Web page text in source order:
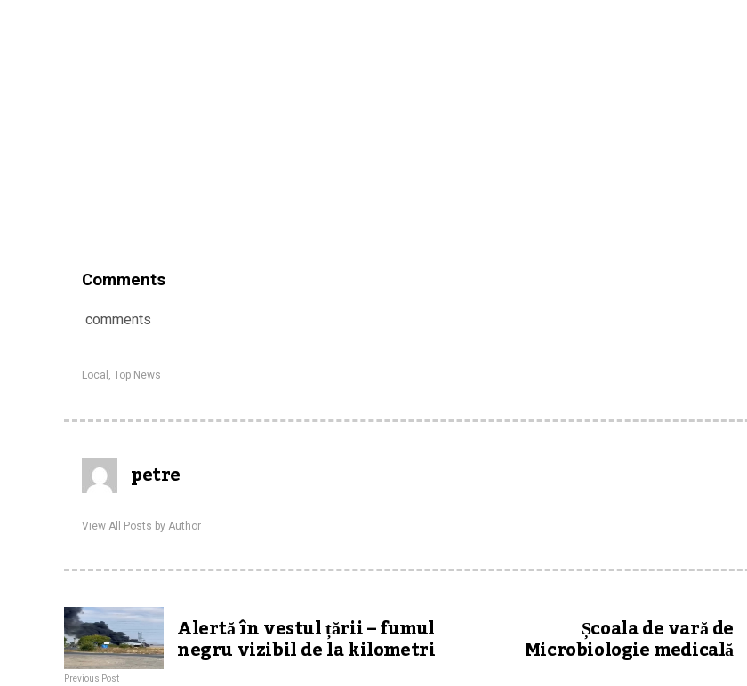
Comments
comments
Local Top News
petre
View All Posts by Author
Alertă în vestul țării – fumul
negru vizibil de la kilometri
Previous Post
Școala de vară de
Microbiologie medicală